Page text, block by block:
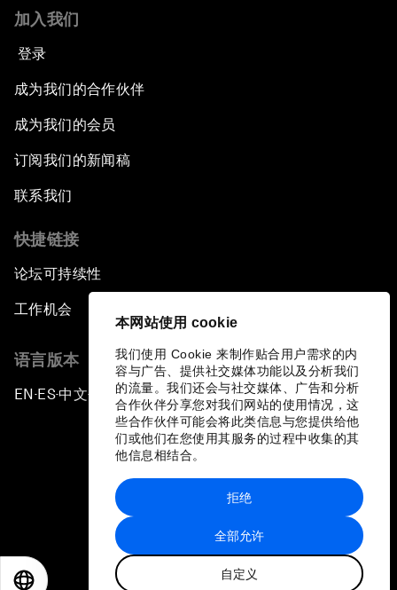
本网站使用 cookie
我们使用 Cookie 来制作贴合用户需求的内
容与广告、提供社交媒体功能以及分析我们
的流量。我们还会与社交媒体、广告和分析
合作伙伴分享您对我们网站的使用情况，这
些合作伙伴可能会将此类信息与您提供给他
们或他们在您使用其服务的过程中收集的其
他信息相结合。
全部允许
自定义
拒绝
加入我们
登录
成为我们的合作伙伴
成为我们的会员
订阅我们的新闻稿
联系我们
快捷链接
论坛可持续性
工作机会
语言版本
EN ▪ES▪中文▪ 日本語
站点地图
世界经济论坛